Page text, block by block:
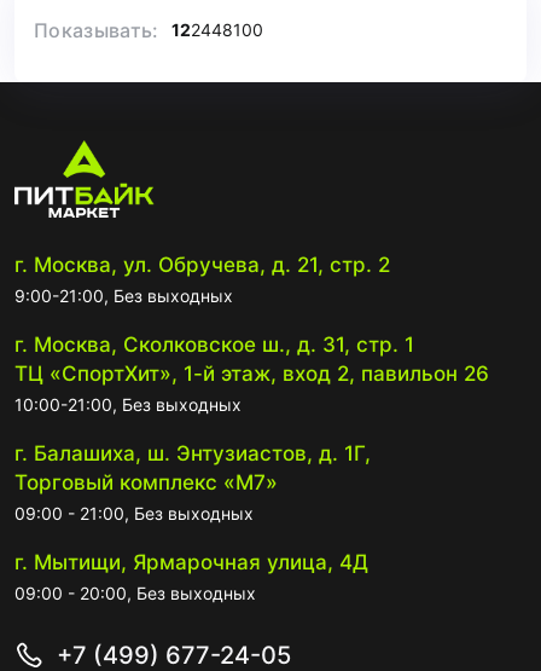
Показывать: 122448100
г. Москва, ул. Обручева, д. 21, стр. 2
9:00-21:00, Без выходных
г. Москва, Сколковское ш., д. 31, стр. 1
ТЦ «СпортХит», 1-й этаж, вход 2, павильон 26
10:00-21:00, Без выходных
г. Балашиха, ш. Энтузиастов, д. 1Г,
Торговый комплекс «М7»
09:00 - 21:00, Без выходных
г. Мытищи, Ярмарочная улица, 4Д
09:00 - 20:00, Без выходных
+7 (499) 677-24-05